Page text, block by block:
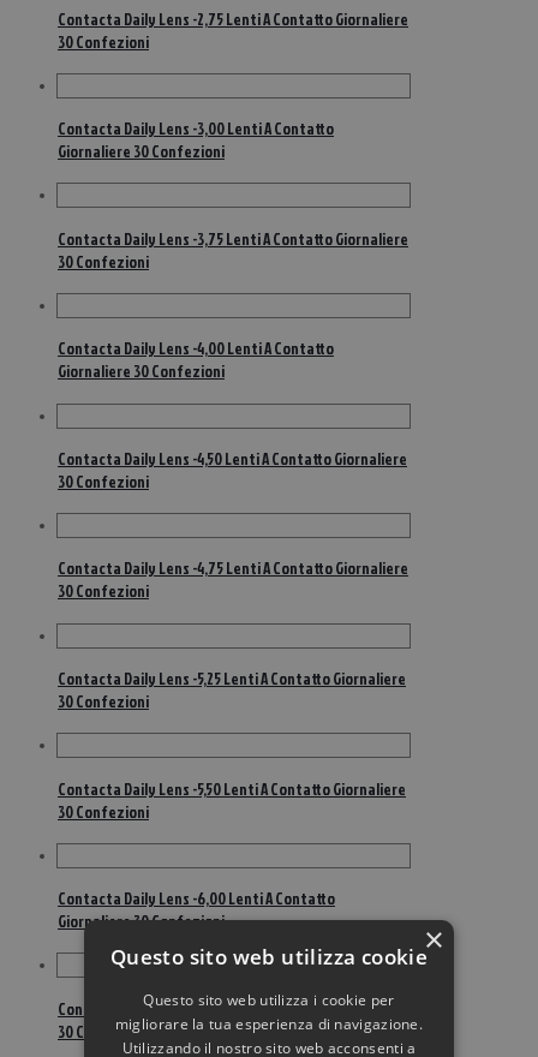
Contacta Daily Lens -2,75 Lenti A Contatto Giornaliere
30 Confezioni
Contacta Daily Lens -3,00 Lenti A Contatto
Giornaliere 30 Confezioni
Contacta Daily Lens -3,75 Lenti A Contatto Giornaliere
30 Confezioni
Contacta Daily Lens -4,00 Lenti A Contatto
Giornaliere 30 Confezioni
Contacta Daily Lens -4,50 Lenti A Contatto Giornaliere
30 Confezioni
Contacta Daily Lens -4,75 Lenti A Contatto Giornaliere
30 Confezioni
Contacta Daily Lens -5,25 Lenti A Contatto Giornaliere
30 Confezioni
Contacta Daily Lens -5,50 Lenti A Contatto Giornaliere
30 Confezioni
Contacta Daily Lens -6,00 Lenti A Contatto
Giornaliere 30 Confezioni
Contacta Daily Lens -6,50 Lenti A Contatto Giornaliere
30 Confezioni
×
Questo sito web utilizza cookie
Questo sito web utilizza i cookie per
migliorare la tua esperienza di navigazione.
Utilizzando il nostro sito web acconsenti a